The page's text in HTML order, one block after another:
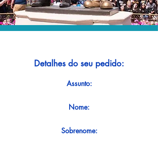
Detalhes do seu pedido:
Assunto:
Nome:
Sobrenome: